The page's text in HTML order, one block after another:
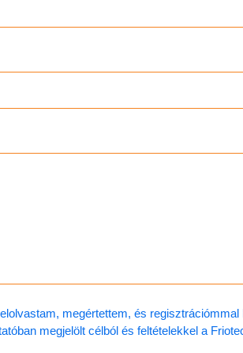
megértettem, és regisztrációmmal
megjelölt célból és feltételekkel a